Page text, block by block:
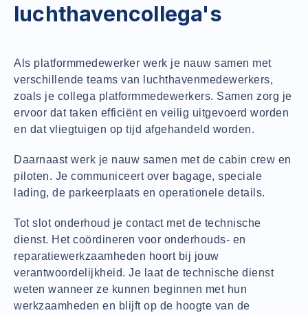
luchthavencollega's
Als platformmedewerker werk je nauw samen met
verschillende teams van luchthavenmedewerkers,
zoals je collega platformmedewerkers. Samen zorg je
ervoor dat taken efficiënt en veilig uitgevoerd worden
en dat vliegtuigen op tijd afgehandeld worden.
Daarnaast werk je nauw samen met de cabin crew en
piloten. Je communiceert over bagage, speciale
lading, de parkeerplaats en operationele details.
Tot slot onderhoud je contact met de technische
dienst. Het coördineren voor onderhouds- en
reparatiewerkzaamheden hoort bij jouw
verantwoordelijkheid. Je laat de technische dienst
weten wanneer ze kunnen beginnen met hun
werkzaamheden en blijft op de hoogte van de